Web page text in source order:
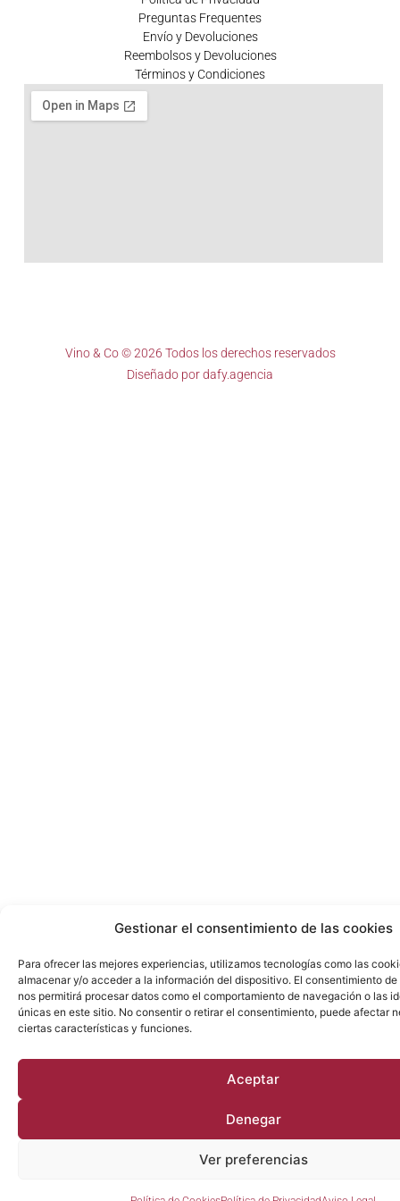
Gestionar el consentimiento de las cookies
Para ofrecer las mejores experiencias, utilizamos tecnologías como las
almacenar y/o acceder a la información del dispositivo. El consentimiento
nos permitirá procesar datos como el comportamiento de navegación o las
únicas en este sitio. No consentir o retirar el consentimiento, puede afectar
ciertas características y funciones.
Aceptar
Denegar
Ver preferencias
Preguntas Frequentes
Envío y Devoluciones
Reembolsos y Devoluciones
Términos y Condiciones
Vino & Co © 2026 Todos los derechos reservados
Diseñado pordafy.agencia